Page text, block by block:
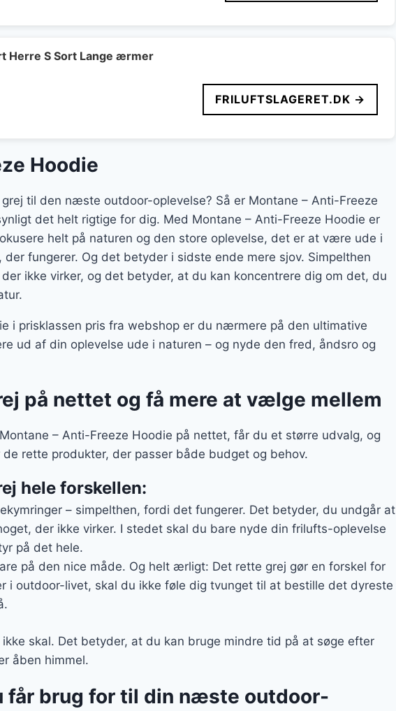
Herre S Sort Lange ærmer
FRILUFTSLAGERET.DK →
Hoodie
til den næste outdoor-oplevelse? Så er Montane – Anti-Freeze
det helt rigtige for dig. Med Montane – Anti-Freeze Hoodie er
helt på naturen og den store oplevelse, det er at være ude i
fungerer. Og det betyder i sidste ende mere sjov. Simpelthen
ikke virker, og det betyder, at du kan koncentrere dig om det, du
i prisklassen pris fra webshop er du nærmere på den ultimative
ud af din oplevelse ude i naturen – og nyde den fred, åndsro og
på nettet og få mere at vælge mellem
– Anti-Freeze Hoodie på nettet, får du et større udvalg, og
rette produkter, der passer både budget og behov.
hele forskellen:
– simpelthen, fordi det fungerer. Det betyder, du undgår at
der ikke virker. I stedet skal du bare nyde din frilufts-oplevelse
på det hele.
på den nice måde. Og helt ærligt: Det rette grej gør en forskel for
i outdoor-livet, skal du ikke føle dig tvunget til at bestille det dyreste
skal. Det betyder, at du kan bruge mindre tid på at søge efter
åben himmel.
får brug for til din næste outdoor-